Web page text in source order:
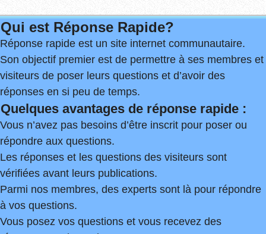
Qui est Réponse Rapide?
Réponse rapide est un site internet communautaire.
Son objectif premier est de permettre à ses membres et
visiteurs de poser leurs questions et d’avoir des
réponses en si peu de temps.
Quelques avantages de réponse rapide :
Vous n’avez pas besoins d’être inscrit pour poser ou
répondre aux questions.
Les réponses et les questions des visiteurs sont
vérifiées avant leurs publications.
Parmi nos membres, des experts sont là pour répondre
à vos questions.
Vous posez vos questions et vous recevez des